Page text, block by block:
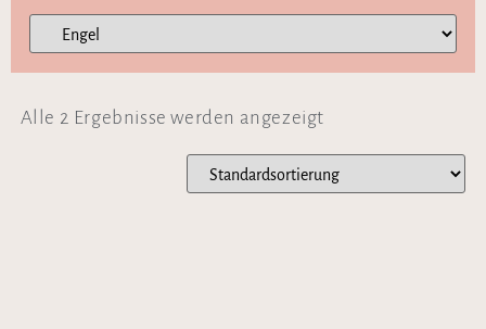
Alle 2 Ergebnisse werden angezeigt